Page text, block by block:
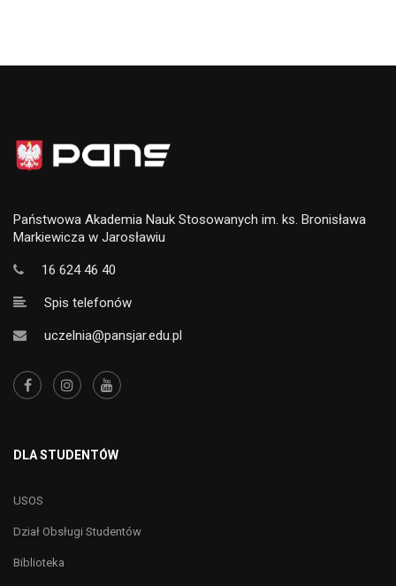
Państwowa Akademia Nauk Stosowanych im. ks. Bronisława
Markiewicza w Jarosławiu
16 624 46 40
Spis telefonów
uczelnia@pansjar.edu.pl
DLA STUDENTÓW
USOS
Dział Obsługi Studentów
Biblioteka